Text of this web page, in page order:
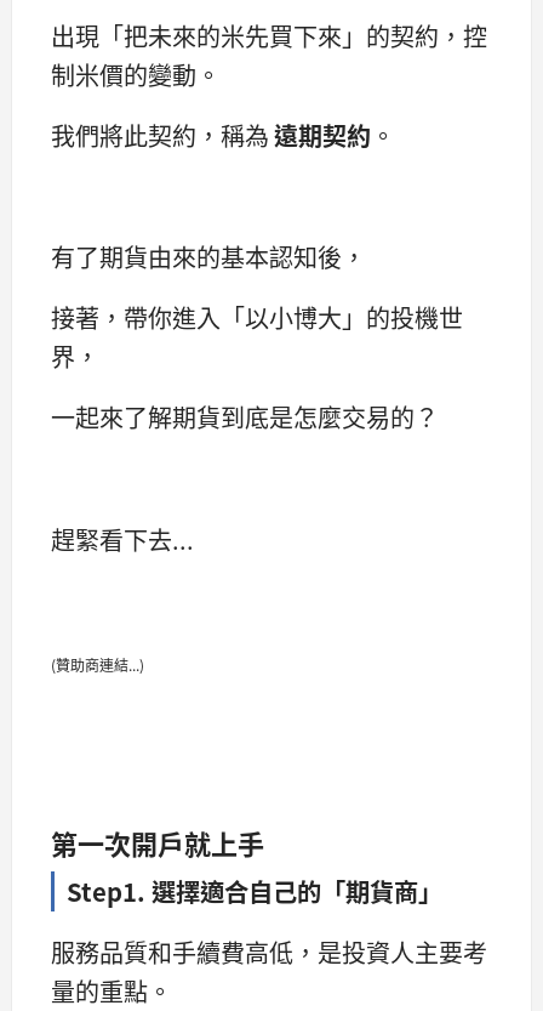
出現「把未來的米先買下來」的契約，控
制米價的變動。
我們將此契約，稱為遠期契約 。
有了期貨由來的基本認知後，
接著，帶你進入「以小博大」的投機世
界，
一起來了解期貨到底是怎麼交易的？
趕緊看下去...
(贊助商連結...)
第一次開戶就上手
Step1. 選擇適合自己的「期貨商」
服務品質和手續費高低，是投資人主要考
量的重點。